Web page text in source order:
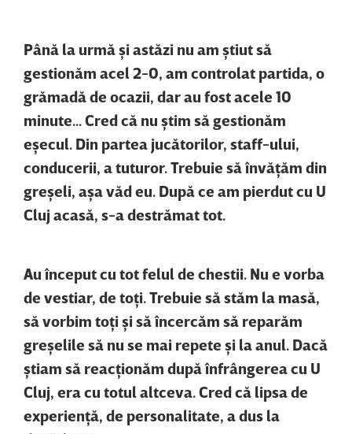
Până la urmă şi astăzi nu am ştiut să
gestionăm acel 2-0, am controlat partida, o
grămadă de ocazii, dar au fost acele 10
minute... Cred că nu ştim să gestionăm
eşecul. Din partea jucătorilor, staff-ului,
conducerii, a tuturor. Trebuie să învăţăm din
greşeli, aşa văd eu. După ce am pierdut cu U
Cluj acasă, s-a destrămat tot.
Au început cu tot felul de chestii. Nu e vorba
de vestiar, de toţi. Trebuie să stăm la masă,
să vorbim toţi şi să încercăm să reparăm
greşelile să nu se mai repete şi la anul. Dacă
ştiam să reacţionăm după înfrângerea cu U
Cluj, era cu totul altceva. Cred că lipsa de
experienţă, de personalitate, a dus la